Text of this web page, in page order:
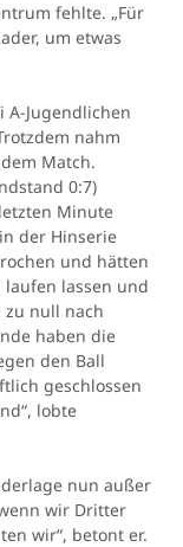
fehlte. „Für
um etwas
A-Jugendlichen
nahm
Match.
0:7)
Minute
der Hinserie
und hätten
lassen und
zu null nach
haben die
den Ball
geschlossen
lobte
nun außer
wir Dritter
wir“, betont er.